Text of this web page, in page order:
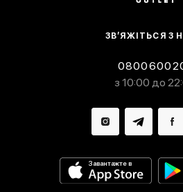
ЗВ’ЯЖІТЬСЯ З
з 10:00 до
Завантажте в